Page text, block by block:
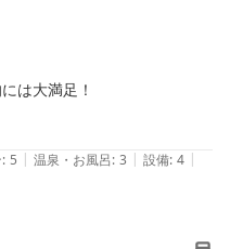
は大満足！
たいのだけは、直して欲しいと
にウォシュレット付きのトイレ
、トイレは部屋のみと言われ
: 5 | 温泉・お風呂: 3 | 設備: 4 |